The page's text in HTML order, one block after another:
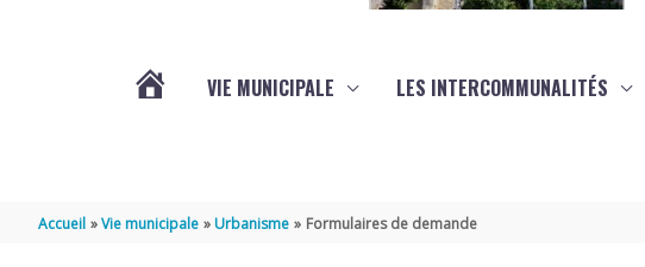
VIE MUNICIPALE LES INTERCOMMUNALITÉS
Accueil Vie municipale Urbanisme Formulaires de demande